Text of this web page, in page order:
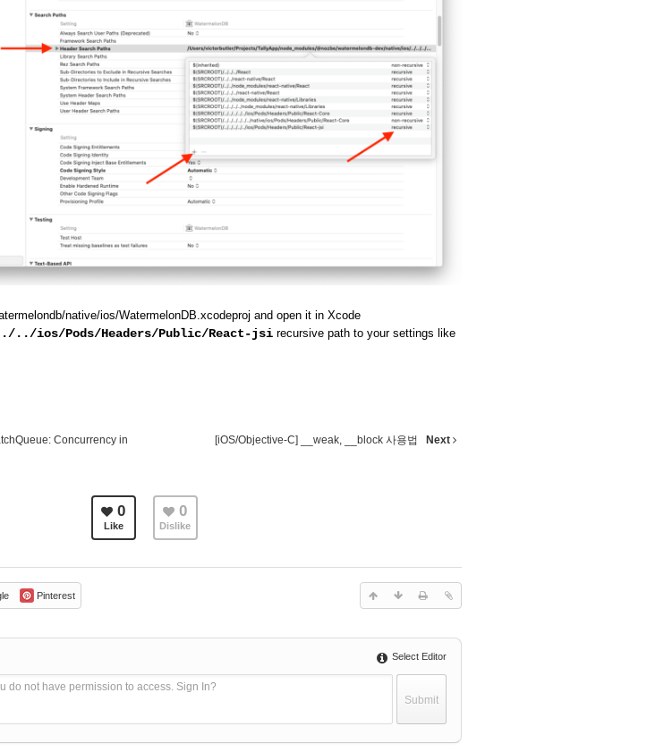
native/ios/WatermelonDB.xcodeproj and open it in Xcode
../ios/Pods/Headers/Public/React-jsi recursive path to your settings like
Concurrency in
[iOS/Objective-C] __weak, __block 사용법 Next
0
Like
0
Dislike
Pinterest
Select Editor
do not have permission to access. Sign In?